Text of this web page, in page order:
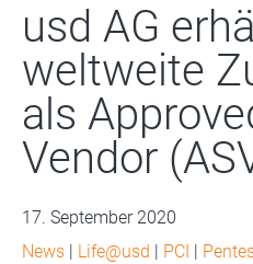
usd AG
weltweite
als
Vendor
17. September 2020
News
Life@usd PCI